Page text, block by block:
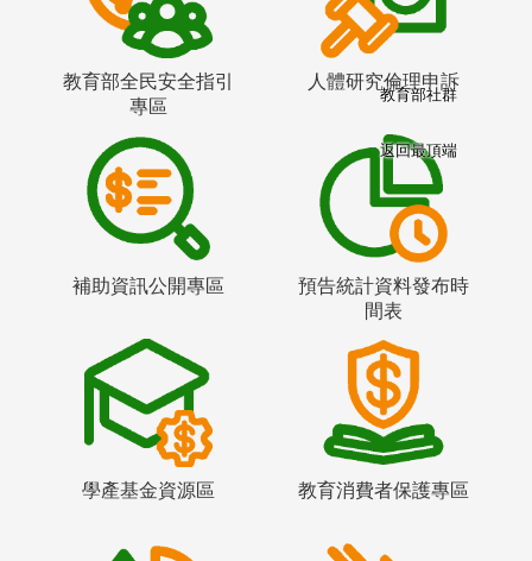
教育部全民安全指引
專區
人體研究倫理申訴
補助資訊公開專區
預告統計資料發布時
間表
學產基金資源區 教育消費者保護專區
教育部社群
返回最頂端